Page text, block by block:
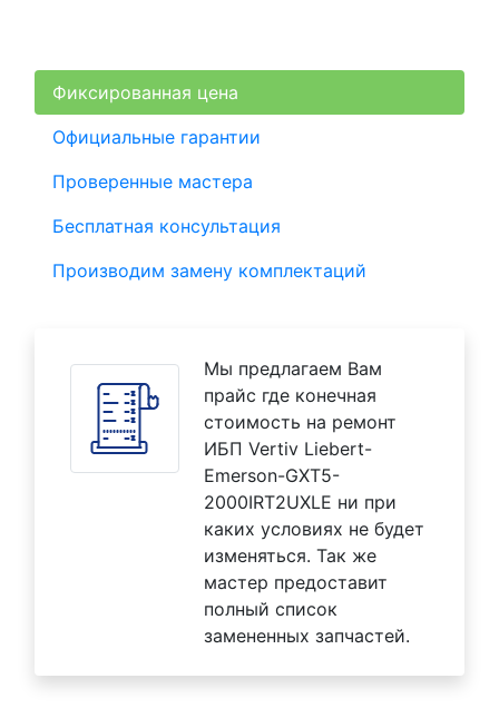
Фиксированная цена
Официальные гарантии
Проверенные мастера
Бесплатная консультация
Производим замену комплектаций
Мы предлагаем Вам
прайс где конечная
стоимость на ремонт
ИБП Vertiv Liebert-
Emerson-GXT5-
2000IRT2UXLE ни при
каких условиях не будет
изменяться. Так же
мастер предоставит
полный список
замененных запчастей.